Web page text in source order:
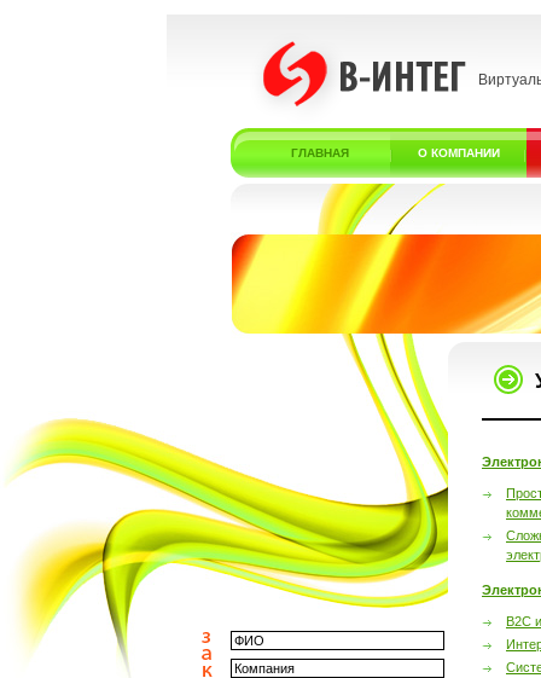
ГЛАВНАЯ О КОМПАНИИ
B2C